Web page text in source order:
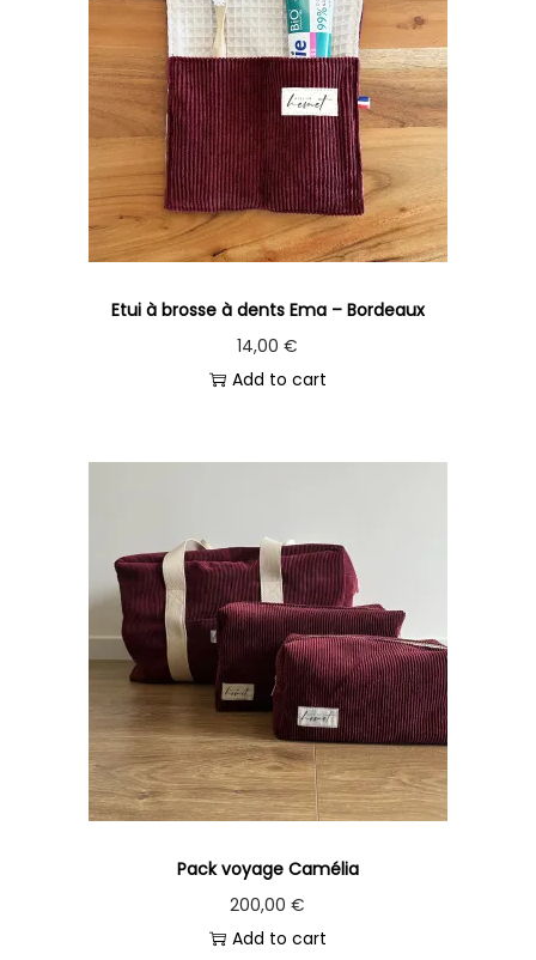
Etui à brosse à dents Ema – Bordeaux
14,00€
Add to cart
Pack voyage Camélia
200,00€
Add to cart